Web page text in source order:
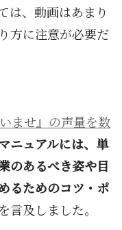
は、動画はあまり
方に注意が必要だ
ませ』の声量を数
ニュアルには、単
のあるべき姿や目
るためのコツ・ポ
言及しました。